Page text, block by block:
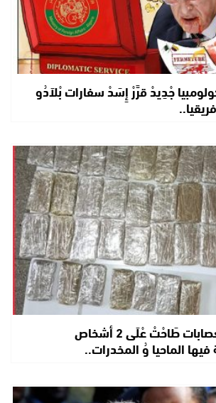
جْدِيدْ قرَّرْ إِسَدْ سفارات بْلاَدُو
فرقة مكافحة العصابات طَاحْتْ عْلَى 2 أشخاص
الماحيا وُ المخدرات..